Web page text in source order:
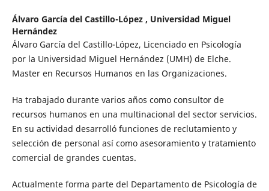
Álvaro García del Castillo-López , Universidad Miguel
Hernández
Álvaro García del Castillo-López, Licenciado en Psicología
por la Universidad Miguel Hernández (UMH) de Elche.
Master en Recursos Humanos en las Organizaciones.
Ha trabajado durante varios años como consultor de
recursos humanos en una multinacional del sector servicios.
En su actividad desarrolló funciones de reclutamiento y
selección de personal así como asesoramiento y tratamiento
comercial de grandes cuentas.
Actualmente forma parte del Departamento de Psicología de